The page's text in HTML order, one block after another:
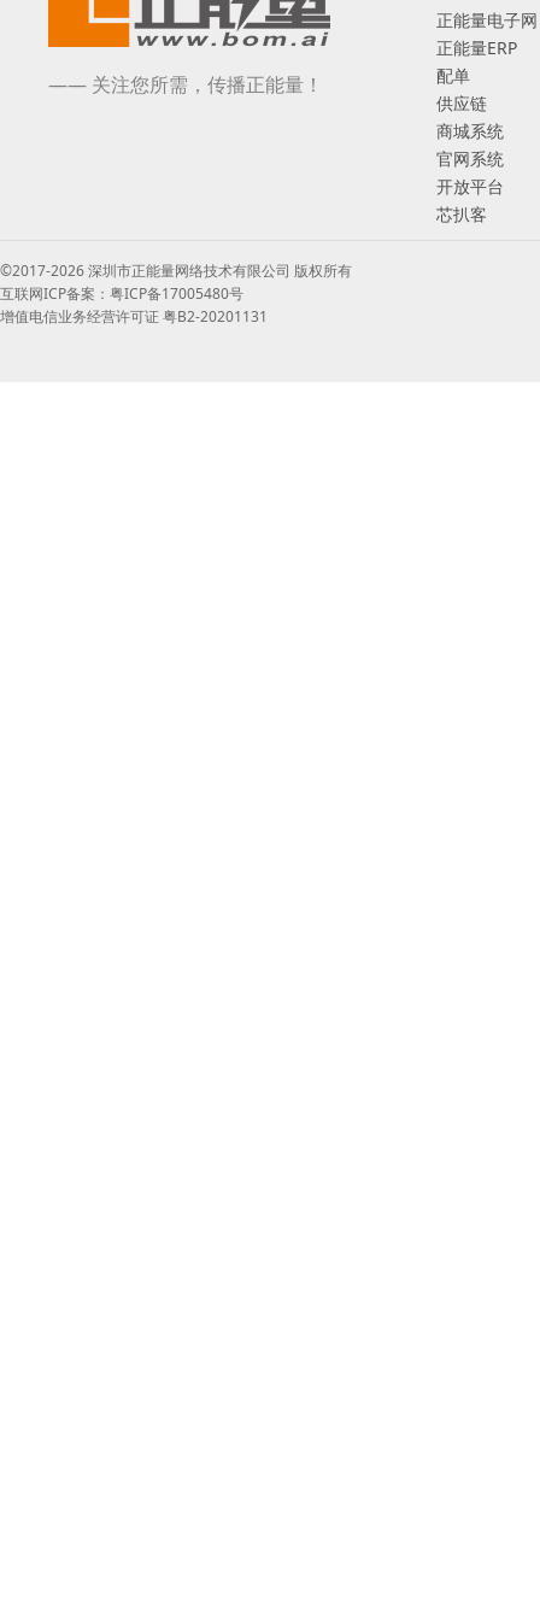
—— 关注您所需，传播正能量！
正能量电子网
正能量ERP
配单
供应链
商城系统
官网系统
开放平台
芯扒客
©2017-2026 深圳市正能量网络技术有限公司 版权所有
互联网ICP备案：粤ICP备17005480号
增值电信业务经营许可证 粤B2-20201131